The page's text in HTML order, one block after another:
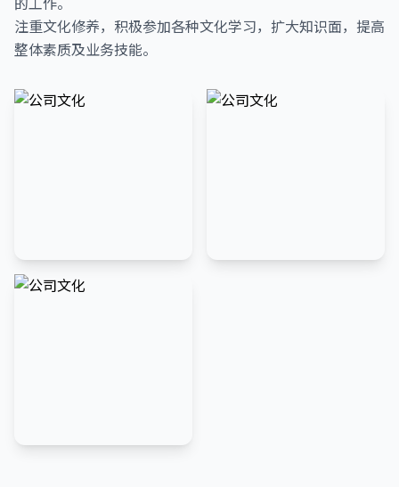
注重文化修养，积极参加各种文化学习，扩大知识面，提高
整体素质及业务技能。